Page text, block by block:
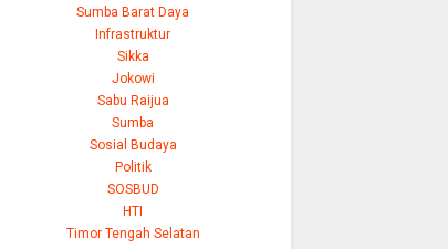
Sumba Barat Daya
Infrastruktur
Sikka
Jokowi
Sabu Raijua
Sumba
Sosial Budaya
Politik
SOSBUD
HTI
Timor Tengah Selatan